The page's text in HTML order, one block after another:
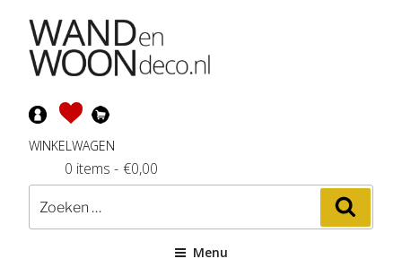
inhoud
WINKELWAGEN
- €0,00
0 items
Zoeken
naar:
Menu